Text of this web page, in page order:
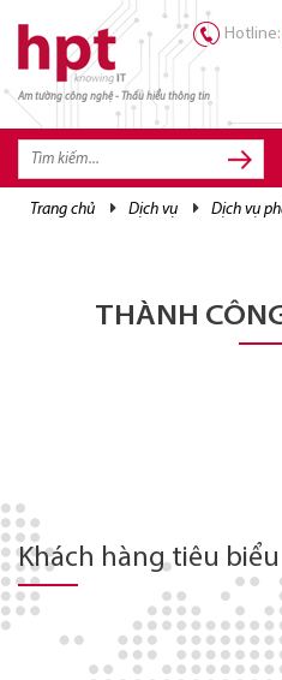
Am tường công nghệ - Thấu hiểu thông tin
Hotline:
trang chủ dịch vụ dịch vụ
THÀNH
Khách hàng tiêu biểu
TRANG CHỦ
TRANG CHỦ